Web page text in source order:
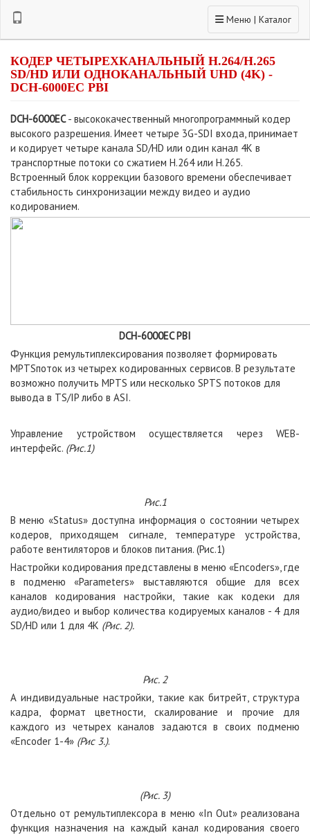
Toggle navigation
Меню | Каталог
КОДЕР ЧЕТЫРЕХКАНАЛЬНЫЙ H.264/H.265
SD/HD ИЛИ ОДНОКАНАЛЬНЫЙ UHD (4K) -
DCH-6000EC PBI
DCH-6000EC- высококачественный многопрограммный кодер
высокого разрешения. Имеет четыре 3G-SDI входа, принимает
и кодирует четыре канала SD/HD или один канал 4K в
транспортные потоки со сжатием H.264 или H.265.
Встроенный блок коррекции базового времени обеспечивает
стабильность синхронизации между видео и аудио
кодированием.
DCH-6000EC PBI
Функция ремультиплексирования позволяет формировать
MPTSпоток из четырех кодированных сервисов. В результате
возможно получить MPTS или несколько SPTS потоков для
вывода в TS/IP либо в ASI.
Управление устройством осуществляется через WEB-
интерфейс. (Рис.1)
Рис.1
В меню «Status» доступна информация о состоянии четырех
кодеров, приходящем сигнале, температуре устройства,
работе вентиляторов и блоков питания. (Рис.1)
Настройки кодирования представлены в меню «Encoders», где
в подменю «Parameters» выставляются общие для всех
каналов кодирования настройки, такие как кодеки для
аудио/видео и выбор количества кодируемых каналов - 4 для
SD/HD или 1 для 4K (Рис. 2).
Рис. 2
А индивидуальные настройки, такие как битрейт, структура
кадра, формат цветности, скалирование и прочие для
каждого из четырех каналов задаются в своих подменю
«Encoder 1-4» (Рис 3.).
(Рис. 3)
Отдельно от ремультиплексора в меню «In Out» реализована
функция назначения на каждый канал кодирования своего